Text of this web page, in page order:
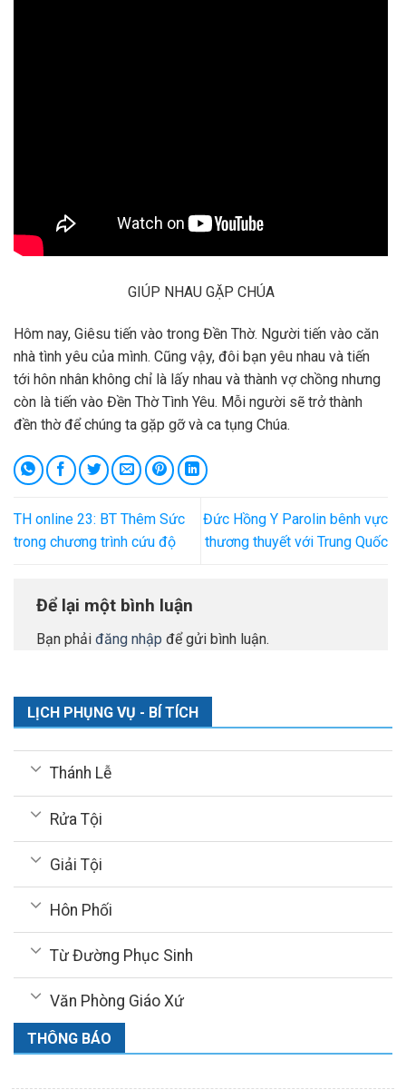
GIÚP NHAU GẶP CHÚA
Hôm nay, Giêsu tiến vào trong Đền Thờ. Người tiến vào căn
nhà tình yêu của mình. Cũng vậy, đôi bạn yêu nhau và tiến
tới hôn nhân không chỉ là lấy nhau và thành vợ chồng nhưng
còn là tiến vào Đền Thờ Tình Yêu. Mỗi người sẽ trở thành
đền thờ để chúng ta gặp gỡ và ca tụng Chúa.
TH online 23: BT Thêm Sức
trong chương trình cứu độ
Đức Hồng Y Parolin bênh vực
thương thuyết với Trung Quốc
Để lại một bình luận
Bạn phải đăng nhập để gửi bình luận.
LỊCH PHỤNG VỤ - BÍ TÍCH
Thánh Lễ
Rửa Tội
Giải Tội
Hôn Phối
Từ Đường Phục Sinh
Văn Phòng Giáo Xứ
THÔNG BÁO